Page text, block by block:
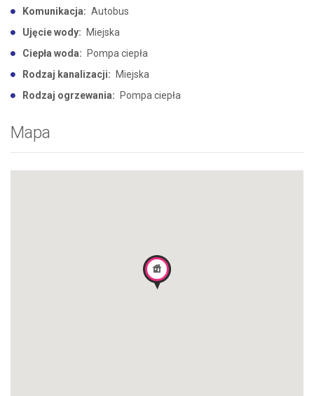
Komunikacja: Autobus
Ujęcie wody: Miejska
Ciepła woda: Pompa ciepła
Rodzaj kanalizacji: Miejska
Rodzaj ogrzewania: Pompa ciepła
Mapa